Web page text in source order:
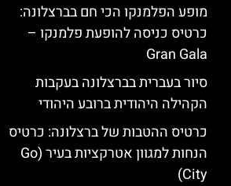
מופע הפלמנקו הכי חם בברצלונה:
כרטיס כניסה להופעת פלמנקו –
Gran Gala
סיור בעברית בברצלונה בעקבות
הקהילה היהודית ברובע היהודי
כרטיס ההטבות של ברצלונה: כרטיס
הנחות למגוון אטרקציות בעיר (Go
City)